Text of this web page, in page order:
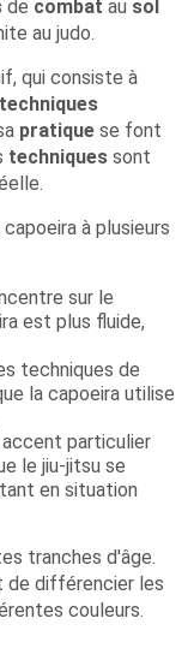
de combat au sol
au judo.
qui consiste à
techniques
pratique se font
techniques sont
à plusieurs
sur le
est plus fluide,
techniques de
la capoeira utilise
accent particulier
le jiu-jitsu se
en situation
tranches d'âge.
de différencier les
couleurs.